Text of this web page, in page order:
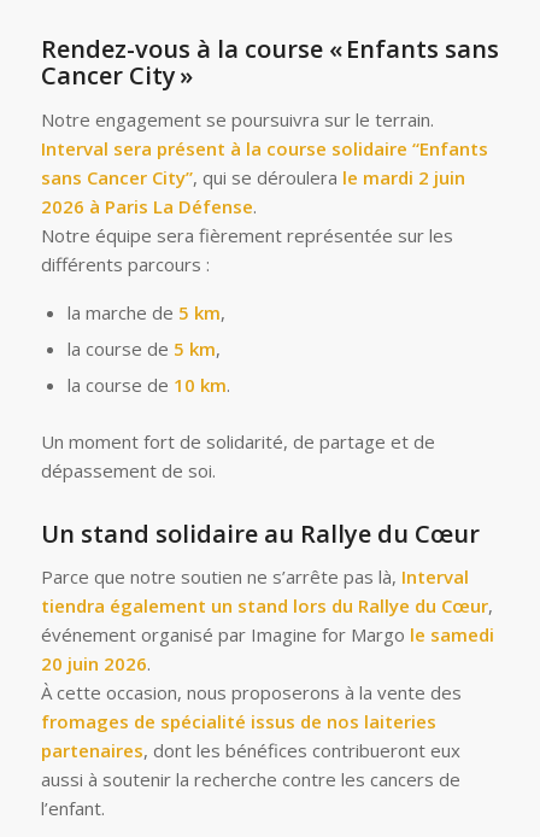
Rendez-vous à la course « Enfants sans
Cancer City »
Notre engagement se poursuivra sur le terrain.
Interval sera présent à la course solidaire “Enfants
sans Cancer City”, qui se déroulera le mardi 2 juin
2026 à Paris La Défense.
Notre équipe sera fièrement représentée sur les
différents parcours :
la marche de 5 km,
la course de 5 km,
la course de 10 km.
Un moment fort de solidarité, de partage et de
dépassement de soi.
Un stand solidaire au Rallye du Cœur
Parce que notre soutien ne s’arrête pas là, Interval
tiendra également un stand lors du Rallye du Cœur,
événement organisé par Imagine for Margo le samedi
20 juin 2026.
À cette occasion, nous proposerons à la vente des
fromages de spécialité issus de nos laiteries
partenaires, dont les bénéfices contribueront eux
aussi à soutenir la recherche contre les cancers de
l’enfant.